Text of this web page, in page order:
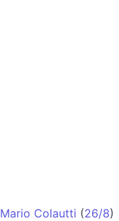
Mario Colautti (26/8)